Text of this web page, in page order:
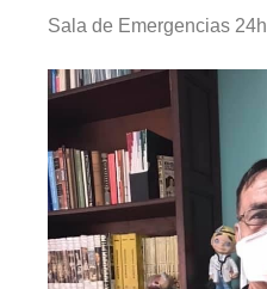
Sala de Emergencias 24h